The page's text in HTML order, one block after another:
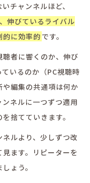
チャンネルほど、
伸びているライバル
的に効率的 です。
者に響くのか、伸び
いるのか（PC視聴時
編集の共通項は何か
ネルに一つずつ適用
捨てていきます。
ルより、少しずつ改
ます。リピーターを
ょう。